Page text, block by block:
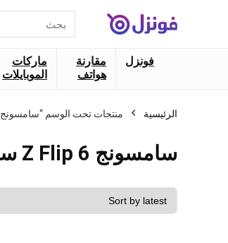
عن:
فونزل
مقارنة
هواتف
ماركات
الموبايلات
الرئيسية منتجات تحت الوسم “سامسونج Z Flip 6 سعر”
سامسونج Z Flip 6 سعر